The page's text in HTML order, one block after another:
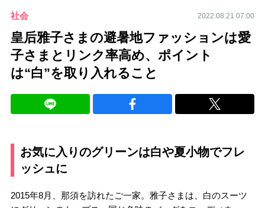
社会 2022.08.21 07:00
皇后雅子さまの避暑地ファッションは愛
子さまとリンク率高め、ポイント
は“白”を取り入れること
お気に入りのグリーンは白や夏小物でフレ
ッシュに
2015年8月、那須を訪れたご一家。雅子さまは、白のスーツ